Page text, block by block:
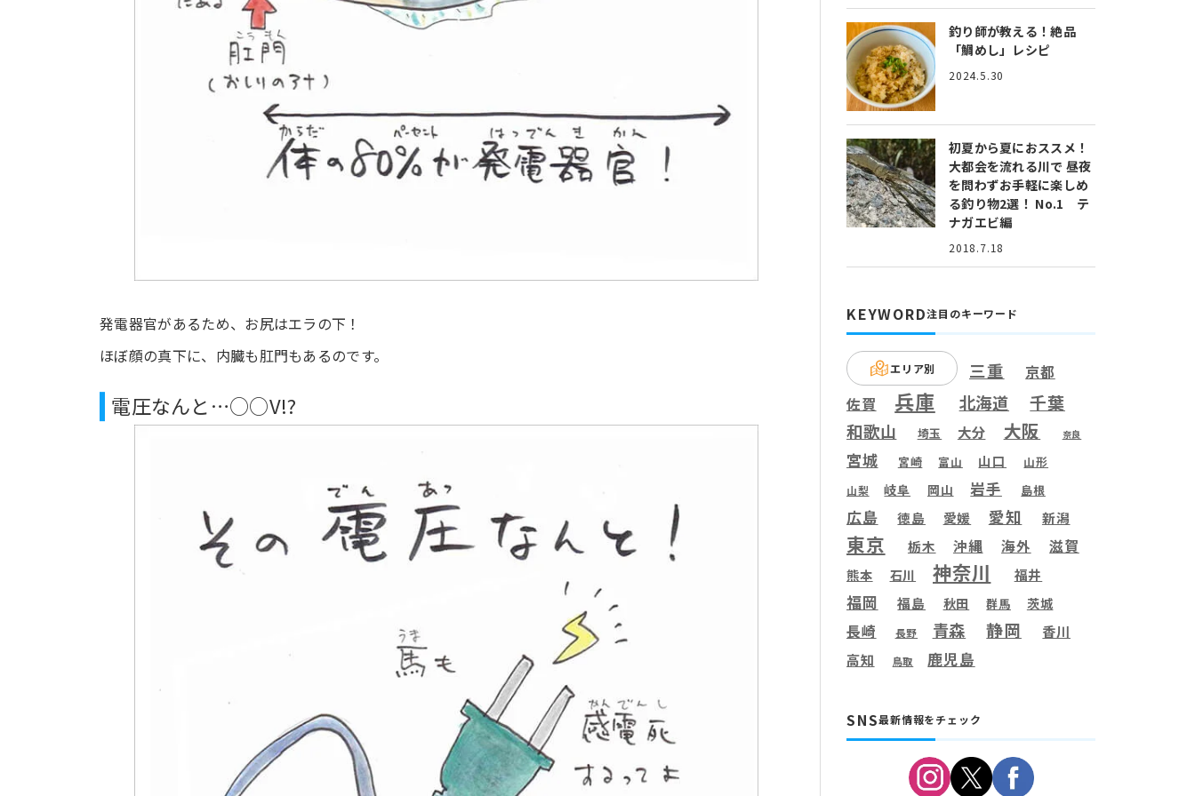
発電器官があるため、お尻はエラの下！
ほぼ顔の真下に、内臓も肛門もあるのです。
電圧なんと…○○V!?
釣り師が教える！絶品
「鯛めし」レシピ
2024.5.30
初夏から夏におススメ！
大都会を流れる川で 昼夜
を問わずお手軽に楽しめ
る釣り物2選！ No.1 テ
ナガエビ編
2018.7.18
KEYWORD注目のキーワード
エリア別 三重 京都
佐賀 兵庫 北海道 千葉
和歌山 埼玉 大分 大阪 奈良
宮城 宮崎 富山 山口 山形
山梨 岐阜 岡山 岩手 島根
広島 徳島 愛媛 愛知 新潟
東京 栃木 沖縄 海外 滋賀
熊本 石川 神奈川 福井
福岡 福島 秋田 群馬 茨城
長崎 長野 青森 静岡 香川
高知 鳥取 鹿児島
SNS最新情報をチェック